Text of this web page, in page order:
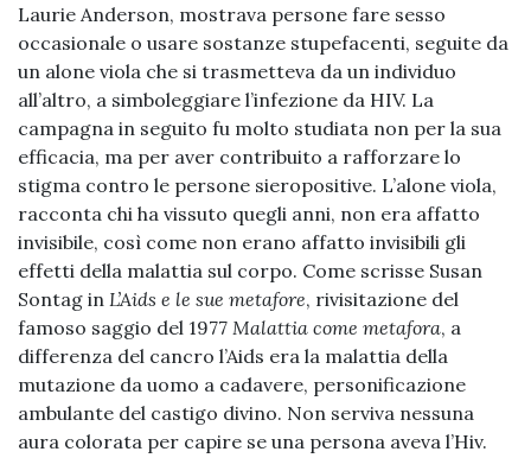
Laurie Anderson, mostrava persone fare sesso
occasionale o usare sostanze stupefacenti, seguite da
un alone viola che si trasmetteva da un individuo
all’altro, a simboleggiare l’infezione da HIV. La
campagna in seguito fu molto studiata non per la sua
efficacia, ma per aver contribuito a rafforzare lo
stigma contro le persone sieropositive. L’alone viola,
racconta chi ha vissuto quegli anni, non era affatto
invisibile, così come non erano affatto invisibili gli
effetti della malattia sul corpo. Come scrisse Susan
Sontag in L’Aids e le sue metafore, rivisitazione del
famoso saggio del 1977 Malattia come metafora, a
differenza del cancro l’Aids era la malattia della
mutazione da uomo a cadavere, personificazione
ambulante del castigo divino. Non serviva nessuna
aura colorata per capire se una persona aveva l’Hiv.